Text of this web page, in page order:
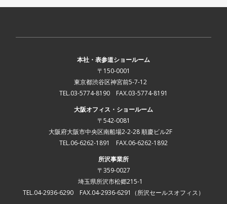
本社・表参道ショールーム
〒150-0001
東京都渋谷区神宮前5-7-12
TEL.03-5774-8190 FAX.03-5774-8191
大阪オフィス・ショールーム
〒542-0081
大阪府大阪市中央区南船場2-2-28 順慶ビル2F
TEL.06-6262-1891 FAX.06-6262-1892
所沢事業所
〒359-0027
埼玉県所沢市松郷215-1
TEL.04-2936-6290 FAX.04-2936-6291 （所沢セールスオフィス）